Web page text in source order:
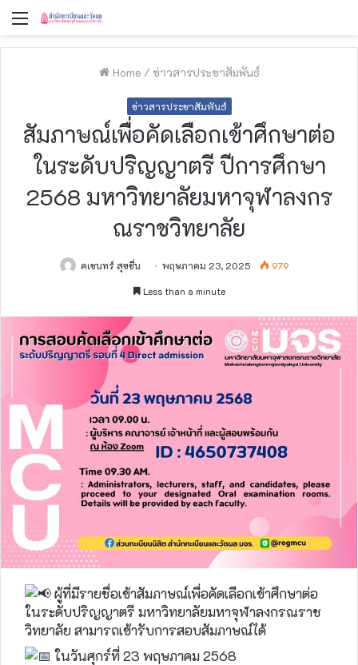
Menu
Home / ข่าวสารประชาสัมพันธ์
ข่าวสารประชาสัมพันธ์
สัมภาษณ์เพื่อคัดเลือกเข้าศึกษาต่อ
ในระดับปริญญาตรี ปีการศึกษา
2568 มหาวิทยาลัยมหาจุฬาลงกร
ณราชวิทยาลัย
คเชนทร์ สุขชื่น พฤษภาคม 23, 2025
979
Less than a minute
ผู้ที่มีรายชื่อเข้าสัมภาษณ์เพื่อคัดเลือกเข้าศึกษาต่อ
ในระดับปริญญาตรี มหาวิทยาลัยมหาจุฬาลงกรณราช
วิทยาลัย สามารถเข้ารับการสอบสัมภาษณ์ได้
ในวันศุกร์ที่ 23 พฤษภาคม 2568